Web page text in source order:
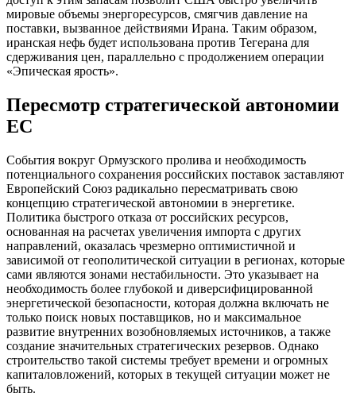
мировые объемы энергоресурсов, смягчив давление на
поставки, вызванное действиями Ирана. Таким образом,
иранская нефь будет использована против Тегерана для
сдерживания цен, параллельно с продолжением операции
«Эпическая ярость».
Пересмотр стратегической автономии
ЕС
События вокруг Ормузского пролива и необходимость
потенциального сохранения российских поставок заставляют
Европейский Союз радикально пересматривать свою
концепцию стратегической автономии в энергетике.
Политика быстрого отказа от российских ресурсов,
основанная на расчетах увеличения импорта с других
направлений, оказалась чрезмерно оптимистичной и
зависимой от геополитической ситуации в регионах, которые
сами являются зонами нестабильности. Это указывает на
необходимость более глубокой и диверсифицированной
энергетической безопасности, которая должна включать не
только поиск новых поставщиков, но и максимальное
развитие внутренних возобновляемых источников, а также
создание значительных стратегических резервов. Однако
строительство такой системы требует времени и огромных
капиталовложений, которых в текущей ситуации может не
быть.